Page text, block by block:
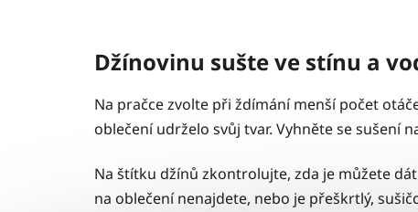
Džínovinu sušte ve stínu a
Na pračce zvolte při ždímání menší počet
oblečení udrželo svůj tvar. Vyhněte se sušení
Na štítku džínů zkontrolujte, zda je můžete
na oblečení nenajdete, nebo je přeškrtlý,